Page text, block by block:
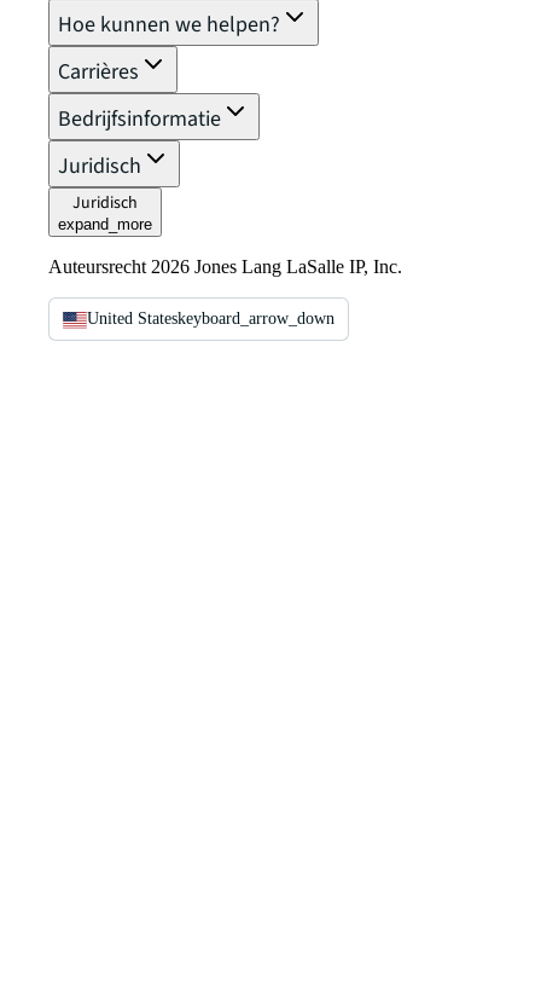
Hoe kunnen we helpen?
Carrières
Bedrijfsinformatie
Juridisch
Juridisch
expand_more
Auteursrecht 2026 Jones Lang LaSalle IP, Inc.
United Stateskeyboard_arrow_down